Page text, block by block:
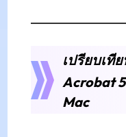
เปรียบเที
Acrobat
Mac